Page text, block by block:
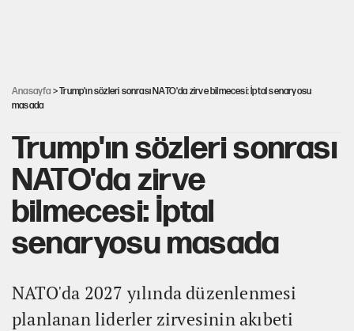
Anasayfa > Trump'ın sözleri sonrası NATO'da zirve bilmecesi: İptal senaryosu
masada
Trump'ın sözleri sonrası
NATO'da zirve
bilmecesi: İptal
senaryosu masada
NATO'da 2027 yılında düzenlenmesi
planlanan liderler zirvesinin akıbeti